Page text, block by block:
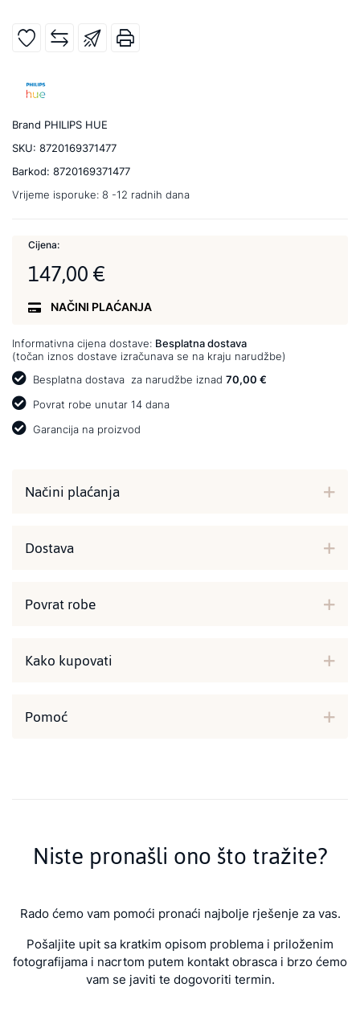
Brand PHILIPS HUE
SKU: 8720169371477
Barkod: 8720169371477
Vrijeme isporuke: 8 -12 radnih dana
Cijena:
147,00 €
NAČINI PLAĆANJA
Informativna cijena dostave: Besplatna dostava
(točan iznos dostave izračunava se na kraju narudžbe)
Besplatna dostava za narudžbe iznad 70,00 €
Povrat robe unutar 14 dana
Garancija na proizvod
Načini plaćanja
Dostava
Povrat robe
Kako kupovati
Pomoć
Niste pronašli ono što tražite?
Rado ćemo vam pomoći pronaći najbolje rješenje za vas.
Pošaljite upit sa kratkim opisom problema i priloženim
fotografijama i nacrtom putem kontakt obrasca i brzo ćemo
vam se javiti te dogovoriti termin.